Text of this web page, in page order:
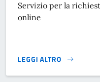
Servizio per la
online
LEGGI ALTRO
CERTIFICATI